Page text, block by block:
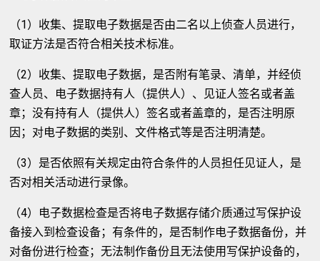
（1）收集、提取电子数据是否由二名以上侦查人员进行，
取证方法是否符合相关技术标准。
（2）收集、提取电子数据，是否附有笔录、清单，并经侦
查人员、电子数据持有人（提供人）、见证人签名或者盖
章；没有持有人（提供人）签名或者盖章的，是否注明原
因；对电子数据的类别、文件格式等是否注明清楚。
（3）是否依照有关规定由符合条件的人员担任见证人，是
否对相关活动进行录像。
（4）电子数据检查是否将电子数据存储介质通过写保护设
备接入到检查设备；有条件的，是否制作电子数据备份，并
对备份进行检查；无法制作备份且无法使用写保护设备的，